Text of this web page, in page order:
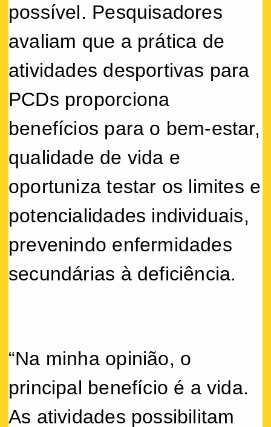
possível. Pesquisadores
avaliam que a prática de
atividades desportivas para
PCDs proporciona
benefícios para o bem-estar,
qualidade de vida e
oportuniza testar os limites e
potencialidades individuais,
prevenindo enfermidades
secundárias à deficiência.
“Na minha opinião, o
principal benefício é a vida.
As atividades possibilitam